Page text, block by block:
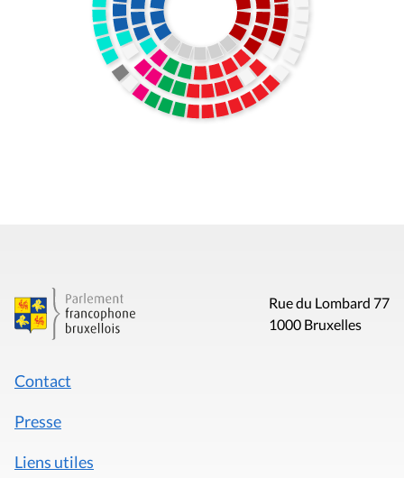
Rue du Lombard 77
1000 Bruxelles
Contact
Presse
Liens utiles